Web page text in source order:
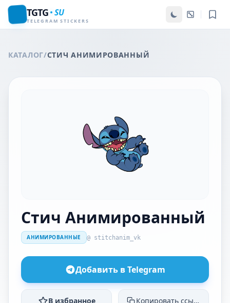
TGTG SU
TELEGRAM STICKERS
КАТАЛОГ/СТИЧ АНИМИРОВАННЫЙ
Стич Анимированный
АНИМИРОВАННЫЕ @ stitchanim_vk
Добавить в Telegram
В избранное Копировать ссылку